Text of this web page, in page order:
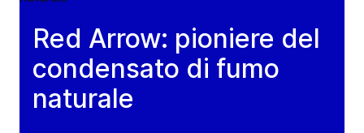
Red Arrow: pioniere del
condensato di fumo
naturale